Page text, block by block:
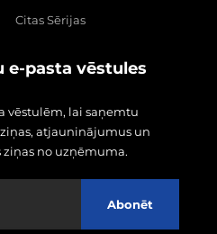
Citas Sērijas
e-pasta vēstules
vēstulēm, lai saņemtu
atjauninājumus un
no uzņēmuma.
Abonēt